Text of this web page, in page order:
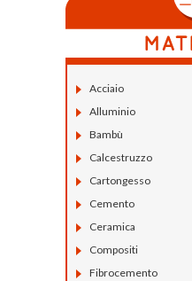
Acciaio
Alluminio
Bambù
Calcestruzzo
Cartongesso
Cemento
Ceramica
Compositi
Fibrocemento